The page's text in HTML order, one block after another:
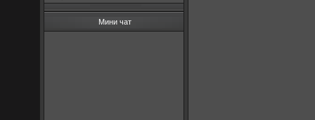
Мини чат